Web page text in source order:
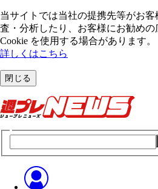
当サイトでは当社の提携先等がお
査・分析したり、お客様にお勧め
Cookie を使⽤する場合があります。
詳しくはこちら
閉じる